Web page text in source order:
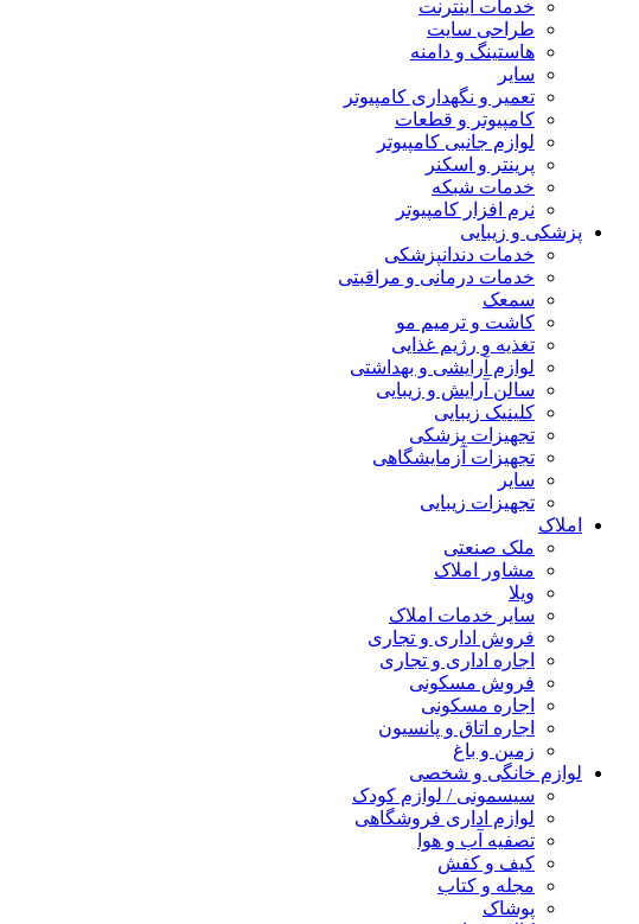
خدمات اینترنت
طراحی سایت
هاستینگ و دامنه
سایر
تعمیر و نگهداری کامپیوتر
کامپیوتر و قطعات
لوازم جانبی کامپیوتر
پرینتر و اسکنر
خدمات شبکه
نرم افزار کامپیوتر
پزشکی و زیبایی
خدمات دندانپزشکی
خدمات درمانی و مراقبتی
سمعک
کاشت و ترمیم مو
تغذیه و رژیم غذایی
لوازم آرایشی و بهداشتی
سالن آرایش و زیبایی
کلینیک زیبایی
تجهیزات پزشکی
تجهیزات آزمایشگاهی
سایر
تجهیزات زیبایی
املاک
ملک صنعتی
مشاور املاک
ویلا
سایر خدمات املاک
فروش اداری و تجاری
اجاره اداری و تجاری
فروش مسکونی
اجاره مسکونی
اجاره اتاق و پانسیون
زمین و باغ
لوازم خانگی و شخصی
سیسمونی / لوازم کودک
لوازم اداری فروشگاهی
تصفیه آب و هوا
کیف و کفش
مجله و کتاب
پوشاک